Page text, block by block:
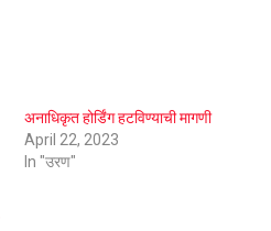
अनाधिकृत होर्डिंग हटविण्याची मागणी
April 22, 2023
In "उरण"